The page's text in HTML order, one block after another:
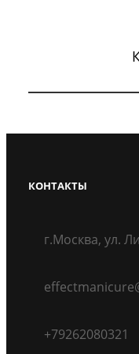
КОНТАКТЫ
г.Москва, ул.
+79262080321